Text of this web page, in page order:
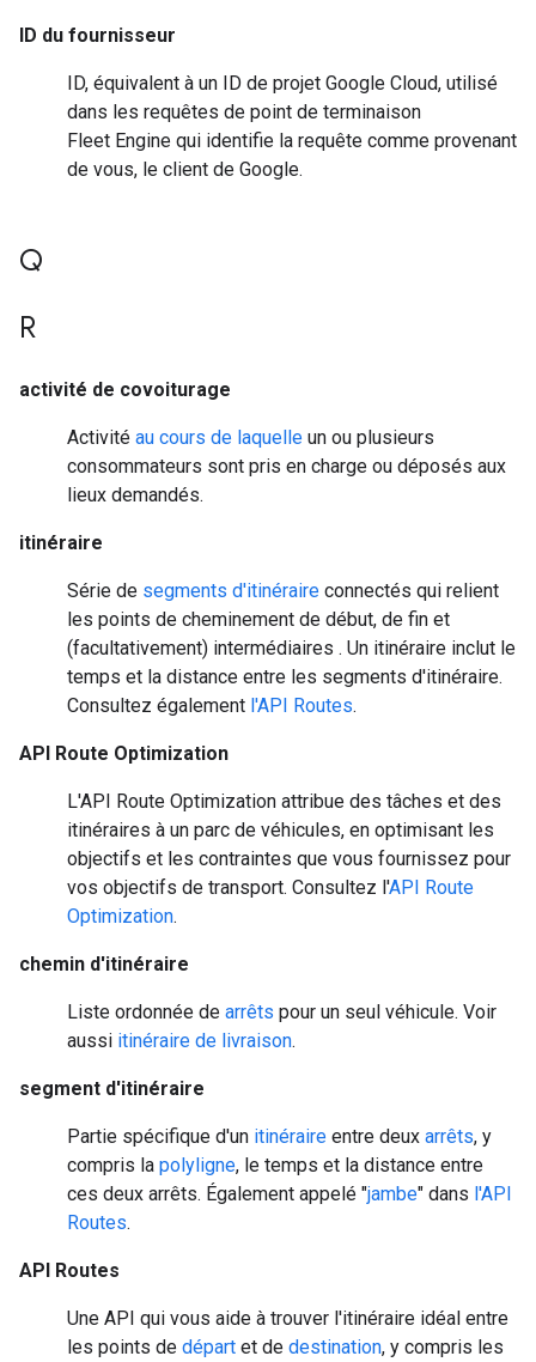
ID du fournisseur
ID, équivalent à un ID de projet Google Cloud, utilisé
dans les requêtes de point de terminaison
Fleet Engine qui identifie la requête comme provenant
de vous, le client de Google.
Q
R
activité de covoiturage
Activité au cours de laquelle un ou plusieurs
consommateurs sont pris en charge ou déposés aux
lieux demandés.
itinéraire
Série de segments d'itinéraire connectés qui relient
les points de cheminement de début, de fin et
(facultativement) intermédiaires . Un itinéraire inclut le
temps et la distance entre les segments d'itinéraire.
Consultez également l'API Routes.
API Route Optimization
L'API Route Optimization attribue des tâches et des
itinéraires à un parc de véhicules, en optimisant les
objectifs et les contraintes que vous fournissez pour
vos objectifs de transport. Consultez l'API Route
Optimization.
chemin d'itinéraire
Liste ordonnée de arrêts pour un seul véhicule. Voir
aussi itinéraire de livraison.
segment d'itinéraire
Partie spécifique d'un itinéraire entre deux arrêts, y
compris la polyligne, le temps et la distance entre
ces deux arrêts. Également appelé "jambe" dans l'API
Routes.
API Routes
Une API qui vous aide à trouver l'itinéraire idéal entre
les points de départ et de destination, y compris les